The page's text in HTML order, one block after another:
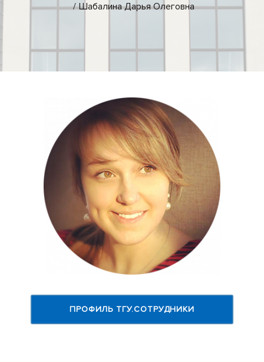
Шабалина Дарья Олеговна
ПРОФИЛЬ ТГУ.СОТРУДНИКИ